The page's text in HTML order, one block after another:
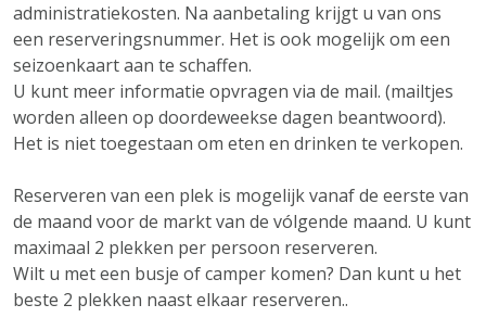
administratiekosten. Na aanbetaling krijgt u van ons
een reserveringsnummer. Het is ook mogelijk om een
seizoenkaart aan te schaffen.
U kunt meer informatie opvragen via de mail. (mailtjes
worden alleen op doordeweekse dagen beantwoord).
Het is niet toegestaan om eten en drinken te verkopen.
Reserveren van een plek is mogelijk vanaf de eerste van
de maand voor de markt van de vólgende maand. U kunt
maximaal 2 plekken per persoon reserveren.
Wilt u met een busje of camper komen? Dan kunt u het
beste 2 plekken naast elkaar reserveren..